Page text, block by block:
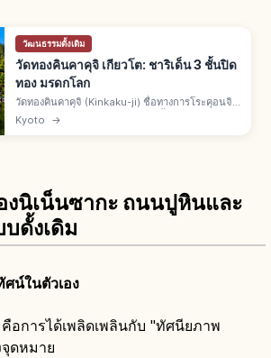
วัฒนธรรมดั้งเดิม
วัดทองคินคาคุจิ เกียวโต: ชาริเด็น 3 ชั้นปิด
ทอง มรดกโลก
วัดทองคินคาคุจิ (Kinkaku-ji) ชื่อทางการโระคุอนจิ
คือวัดเขตคิตะเกียวโต ชาริเด็น 3 ชั้นปิดทองคำเปลว
สร้างโดยอาชิคางะ โยชิมิตสึยุคมุโรมาจิ มรดกโลกยู
Kyoto →
งนิเน็นซากะ ถนนปูหินและ
ดั้งเดิม
น์ในตัวเอง
อการได้เพลิดเพลินกับ "ทัศนียภาพ
ดหมาย